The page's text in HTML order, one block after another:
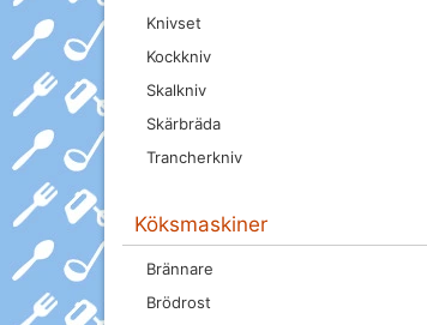
Knivset
Kockkniv
Skalkniv
Skärbräda
Trancherkniv
Köksmaskiner
Brännare
Brödrost